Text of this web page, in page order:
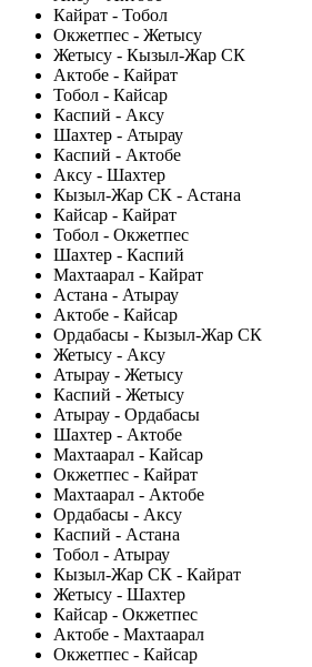
Кайрат - Тобол
Окжетпес - Жетысу
Жетысу - Кызыл-Жар СК
Актобе - Кайрат
Тобол - Кайсар
Каспий - Аксу
Шахтер - Атырау
Каспий - Актобе
Аксу - Шахтер
Кызыл-Жар СК - Астана
Кайсар - Кайрат
Тобол - Окжетпес
Шахтер - Каспий
Махтаарал - Кайрат
Астана - Атырау
Актобе - Кайсар
Ордабасы - Кызыл-Жар СК
Жетысу - Аксу
Атырау - Жетысу
Каспий - Жетысу
Атырау - Ордабасы
Шахтер - Актобе
Махтаарал - Кайсар
Окжетпес - Кайрат
Махтаарал - Актобе
Ордабасы - Аксу
Каспий - Астана
Тобол - Атырау
Кызыл-Жар СК - Кайрат
Жетысу - Шахтер
Кайсар - Окжетпес
Актобе - Махтаарал
Окжетпес - Кайсар